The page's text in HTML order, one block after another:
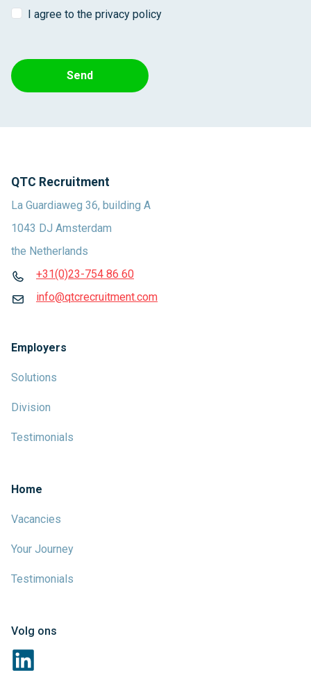
I agree to the privacy policy
Send
QTC Recruitment
La Guardiaweg 36, building A
1043 DJ Amsterdam
the Netherlands
+31(0)23-754 86 60
info@qtcrecruitment.com
Employers
Solutions
Division
Testimonials
Home
Vacancies
Your Journey
Testimonials
Volg ons